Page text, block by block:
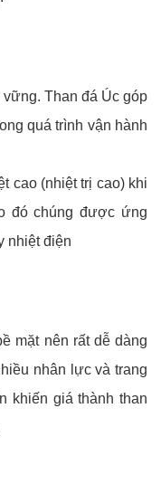
Than đá Úc góp
quá trình vận hành
cao (nhiệt trị cao) khi
đó chúng được ứng
nhiệt điện
mặt nên rất dễ dàng
nhân lực và trang
khiến giá thành than